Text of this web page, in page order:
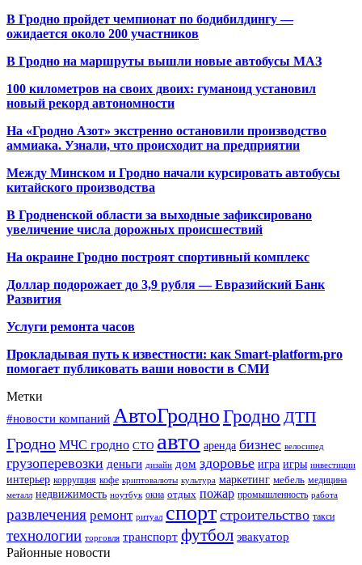
В Гродно пройдет чемпионат по бодибилдингу —
ожидается около 200 участников
В Гродно на маршруты вышли новые автобусы МАЗ
100 километров на своих двоих: гуманоид установил
новый рекорд автономности
На «Гродно Азот» экстренно остановили производство
аммиака. Узнали, что происходит на предприятии
Между Минском и Гродно начали курсировать автобусы
китайского производства
В Гродненской области за выходные зафиксировано
увеличение числа дорожных происшествий
На окраине Гродно построят спортивный комплекс
Доллар подорожает до 3,9 рубля — Евразийский Банк
Развития
Услуги ремонта часов
Прокладывая путь к известности: как Smart-platform.pro
помогает публиковать ваши новости в СМИ
Метки
#новости компаний АвтоГродноГродно ДТП
Гродно МЧС гродно СТО авто аренда бизнес велосипед
грузоперевозки деньги дизайн дом здоровье игра игры инвестиции
интерьер коррупция кофе криптовалюты культура маркетинг мебель медицина
металл недвижимость ноутбук окна отдых пожар промышленность работа
развлечения ремонт ритуал спорт строительство такси
технологии торговля транспорт футбол эвакуатор
Районные новости